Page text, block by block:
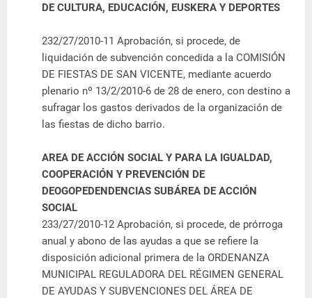
DE CULTURA, EDUCACIÓN, EUSKERA Y DEPORTES
232/27/2010-11 Aprobación, si procede, de
liquidación de subvención concedida a la COMISIÓN
DE FIESTAS DE SAN VICENTE, mediante acuerdo
plenario nº 13/2/2010-6 de 28 de enero, con destino a
sufragar los gastos derivados de la organización de
las fiestas de dicho barrio.
AREA DE ACCIÓN SOCIAL Y PARA LA IGUALDAD,
COOPERACIÓN Y PREVENCIÓN DE
DEOGOPEDENDENCIAS SUBÁREA DE ACCIÓN
SOCIAL
233/27/2010-12 Aprobación, si procede, de prórroga
anual y abono de las ayudas a que se refiere la
disposición adicional primera de la ORDENANZA
MUNICIPAL REGULADORA DEL RÉGIMEN GENERAL
DE AYUDAS Y SUBVENCIONES DEL ÁREA DE